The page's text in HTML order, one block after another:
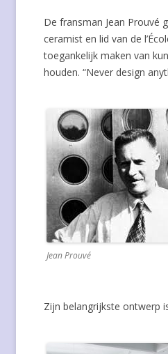
POUL
HVIDT &
PIERRE
LOUIS KALFF
WASSILY
POUL KJAERHOLM
PAUL KLEE
KHO LIANG IE
WILLY VAN DER
De fransman Jean Prouvé
ceramist en lid van de
toegankelijk maken van
houden. “Never design
Jean Prouvé
Zijn belangrijkste ontwerp